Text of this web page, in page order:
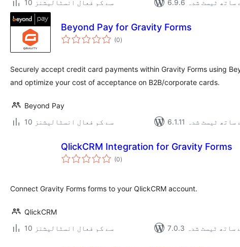
10 سے کم فعال انسٹالیشنز
کے ساتھ ٹیسٹ شدہ
Beyond Pay for Gravity Forms
(0مجموعی
درجہ
)
Securely accept credit card payments within Gravity Forms using
and optimize your cost of acceptance on B2B/corporate cards.
Beyond Pay
10 سے کم فعال انسٹالیشنز
کے ساتھ ٹیسٹ شدہ
QlickCRM Integration for Gravity Forms
(0مجموعی
درجہ
)
Connect Gravity Forms forms to your QlickCRM account.
QlickCRM
10 سے کم فعال انسٹالیشنز
کے ساتھ ٹیسٹ شدہ